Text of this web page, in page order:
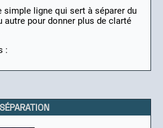
simple ligne qui sert à séparer du
autre pour donner plus de clarté
: